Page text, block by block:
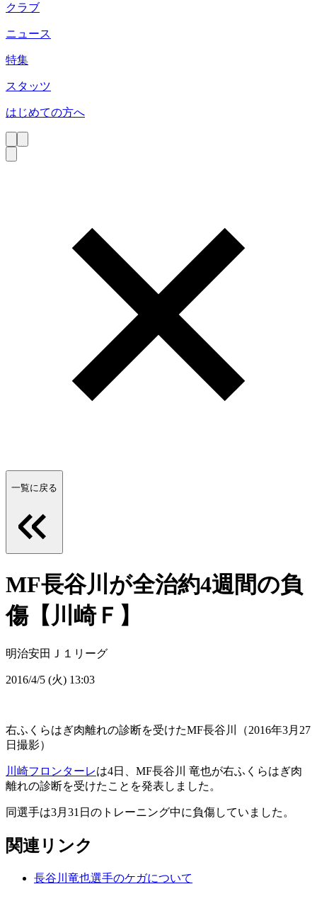
クラブ
ニュース
特集
スタッツ
はじめての方へ
一覧に戻る
MF長谷川が全治約4週間の負
傷【川崎Ｆ】
明治安田Ｊ１リーグ
2016/4/5 (火) 13:03
右ふくらはぎ肉離れの診断を受けたMF長谷川（2016年3月27
日撮影）
川崎フロンターレは4日、MF長谷川 竜也が右ふくらはぎ肉
離れの診断を受けたことを発表しました。
同選手は3月31日のトレーニング中に負傷していました。
関連リンク
長谷川竜也選手のケガについて